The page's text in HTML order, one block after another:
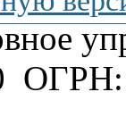
ОГРН: